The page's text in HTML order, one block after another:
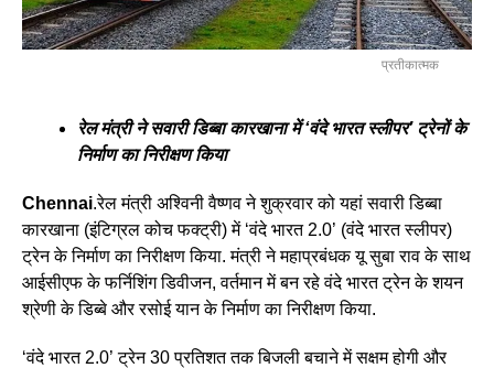
प्रतीकात्मक
रेल मंत्री ने सवारी डिब्बा कारखाना में ‘वंदे भारत स्लीपर’ ट्रेनों के
निर्माण का निरीक्षण किया
Chennai.रेल मंत्री अश्विनी वैष्णव ने शुक्रवार को यहां सवारी डिब्बा
कारखाना (इंटिग्रल कोच फक्ट्री) में ‘वंदे भारत 2.0’ (वंदे भारत स्लीपर)
ट्रेन के निर्माण का निरीक्षण किया. मंत्री ने महाप्रबंधक यू सुबा राव के साथ
आईसीएफ के फर्निशिंग डिवीजन, वर्तमान में बन रहे वंदे भारत ट्रेन के शयन
श्रेणी के डिब्बे और रसोई यान के निर्माण का निरीक्षण किया.
‘वंदे भारत 2.0’ ट्रेन 30 प्रतिशत तक बिजली बचाने में सक्षम होगी और